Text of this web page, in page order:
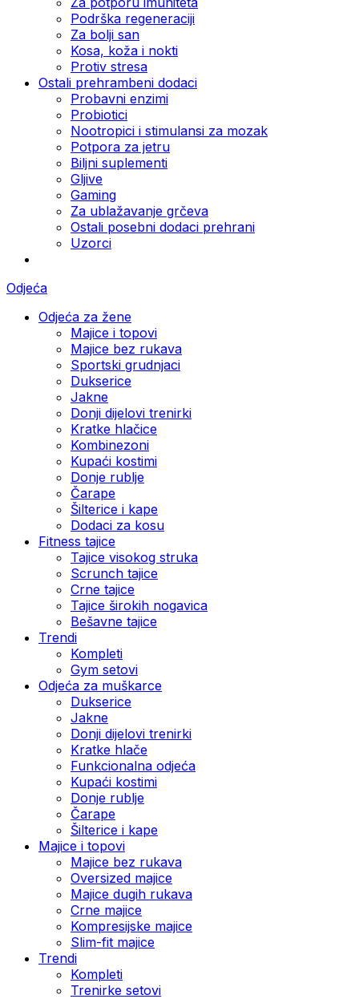
Podrška regeneraciji
Za bolji san
Kosa, koža i nokti
Protiv stresa
Ostali prehrambeni dodaci
Probavni enzimi
Probiotici
Nootropici i stimulansi za mozak
Potpora za jetru
Biljni suplementi
Gljive
Gaming
Za ublažavanje grčeva
Ostali posebni dodaci prehrani
Uzorci
Odjeća
Odjeća za žene
Majice i topovi
Majice bez rukava
Sportski grudnjaci
Dukserice
Jakne
Donji dijelovi trenirki
Kratke hlačice
Kombinezoni
Kupaći kostimi
Donje rublje
Čarape
Šilterice i kape
Dodaci za kosu
Fitness tajice
Tajice visokog struka
Scrunch tajice
Crne tajice
Tajice širokih nogavica
Bešavne tajice
Trendi
Kompleti
Gym setovi
Odjeća za muškarce
Dukserice
Jakne
Donji dijelovi trenirki
Kratke hlače
Funkcionalna odjeća
Kupaći kostimi
Donje rublje
Čarape
Šilterice i kape
Majice i topovi
Majice bez rukava
Oversized majice
Majice dugih rukava
Crne majice
Kompresijske majice
Slim-fit majice
Trendi
Kompleti
Trenirke setovi